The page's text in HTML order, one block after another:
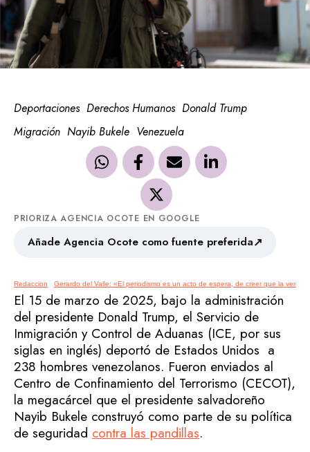
Deportaciones Derechos Humanos Donald Trump
Migración Nayib Bukele Venezuela
PRIORIZA AGENCIA OCOTE EN GOOGLE
Añade Agencia Ocote como fuente preferida↗
Redaccion · Gerardo del Valle: «El periodismo es un acto de espera, de creer que la
El 15 de marzo de 2025, bajo la administración
del presidente Donald Trump, el Servicio de
Inmigración y Control de Aduanas (ICE, por sus
siglas en inglés) deportó de Estados Unidos a
238 hombres venezolanos. Fueron enviados al
Centro de Confinamiento del Terrorismo (CECOT),
la megacárcel que el presidente salvadoreño
Nayib Bukele construyó como parte de su política
de seguridad contra las pandillas.